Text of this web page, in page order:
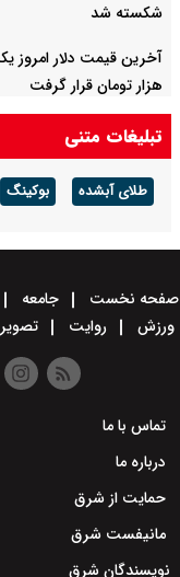
شکسته شد
هزار تومان قرار گرفت
تبلیغات متنی
طلای آبشده بوکینگ
صفحه نخست جامعه
ورزش
روایت تصویر
تماس با ما
درباره ما
حمایت از شرق
مانیفست شرق
نویسندگان شرق